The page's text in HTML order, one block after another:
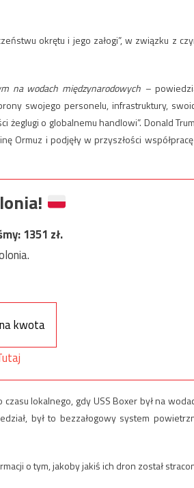
okrętu i jego załogi”, w związku z
na wodach międzynarodowych –
swojego personelu, infrastruktury,
o globalnemu handlowi”. Donald
Ormuz i podjęły w przyszłości
1351 zł.
kwota
lokalnego, gdy USS Boxer był na
był to bezzałogowy system
o tym, jakoby jakiś ich dron został